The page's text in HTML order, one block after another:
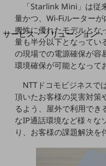
別ウィンドウで開きます
サービス・ソリューション
サービス・ソリューション
DXに関する課題を解決する
サービス・ソリューションをご紹介
カテゴリーで探す
カテゴリーで探すTOP
ネットワーク・モバイル
クラウド・データセンター
電話・映像コミュニケーション
「Starlink Mini」は従
量かつ、Wi-Fiルーター
搬性に優れたモデルとな
量も半分以下となってい
の現場での電源確保が容
環境確保が可能となって
NTTドコモビジネスで
頂いたお客様の災害対策
るよう、屋外で利用でき
なIP通話環境など様々な
り、お客様の課題解決を